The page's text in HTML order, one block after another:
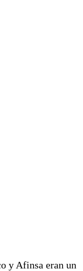
y Afinsa eran un